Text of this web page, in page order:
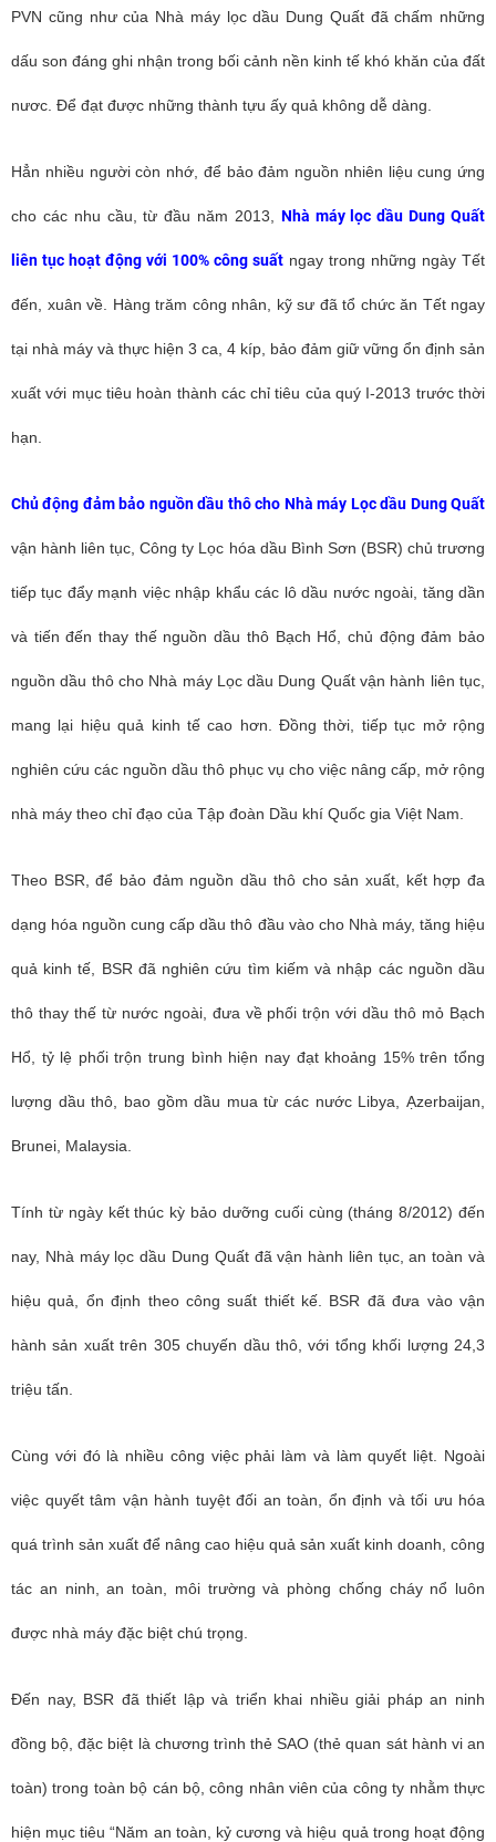
PVN cũng như của Nhà máy lọc dầu Dung Quất đã chấm những
dấu son đáng ghi nhận trong bối cảnh nền kinh tế khó khăn của đất
nươc. Để đạt được những thành tựu ấy quả không dễ dàng.
Hẳn nhiều người còn nhớ, để bảo đảm nguồn nhiên liệu cung ứng
cho các nhu cầu, từ đầu năm 2013, Nhà máy lọc dầu Dung Quất
liên tục hoạt động với 100% công suất ngay trong những ngày Tết
đến, xuân về. Hàng trăm công nhân, kỹ sư đã tổ chức ăn Tết ngay
tại nhà máy và thực hiện 3 ca, 4 kíp, bảo đảm giữ vững ổn định sản
xuất với mục tiêu hoàn thành các chỉ tiêu của quý I-2013 trước thời
hạn.
Chủ động đảm bảo nguồn dầu thô cho Nhà máy Lọc dầu Dung Quất
vận hành liên tục, Công ty Lọc hóa dầu Bình Sơn (BSR) chủ trương
tiếp tục đẩy mạnh việc nhập khẩu các lô dầu nước ngoài, tăng dần
và tiến đến thay thế nguồn dầu thô Bạch Hổ, chủ động đảm bảo
nguồn dầu thô cho Nhà máy Lọc dầu Dung Quất vận hành liên tục,
mang lại hiệu quả kinh tế cao hơn. Đồng thời, tiếp tục mở rộng
nghiên cứu các nguồn dầu thô phục vụ cho việc nâng cấp, mở rộng
nhà máy theo chỉ đạo của Tập đoàn Dầu khí Quốc gia Việt Nam.
Theo BSR, để bảo đảm nguồn dầu thô cho sản xuất, kết hợp đa
dạng hóa nguồn cung cấp dầu thô đầu vào cho Nhà máy, tăng hiệu
quả kinh tế, BSR đã nghiên cứu tìm kiếm và nhập các nguồn dầu
thô thay thế từ nước ngoài, đưa về phối trộn với dầu thô mỏ Bạch
Hổ, tỷ lệ phối trộn trung bình hiện nay đạt khoảng 15% trên tổng
lượng dầu thô, bao gồm dầu mua từ các nước Libya, Ạzerbaijan,
Brunei, Malaysia.
Tính từ ngày kết thúc kỳ bảo dưỡng cuối cùng (tháng 8/2012) đến
nay, Nhà máy lọc dầu Dung Quất đã vận hành liên tục, an toàn và
hiệu quả, ổn định theo công suất thiết kế. BSR đã đưa vào vận
hành sản xuất trên 305 chuyến dầu thô, với tổng khối lượng 24,3
triệu tấn.
Cùng với đó là nhiều công việc phải làm và làm quyết liệt. Ngoài
việc quyết tâm vận hành tuyệt đối an toàn, ổn định và tối ưu hóa
quá trình sản xuất để nâng cao hiệu quả sản xuất kinh doanh, công
tác an ninh, an toàn, môi trường và phòng chống cháy nổ luôn
được nhà máy đặc biệt chú trọng.
Đến nay, BSR đã thiết lập và triển khai nhiều giải pháp an ninh
đồng bộ, đặc biệt là chương trình thẻ SAO (thẻ quan sát hành vi an
toàn) trong toàn bộ cán bộ, công nhân viên của công ty nhằm thực
hiện mục tiêu “Năm an toàn, kỷ cương và hiệu quả trong hoạt động